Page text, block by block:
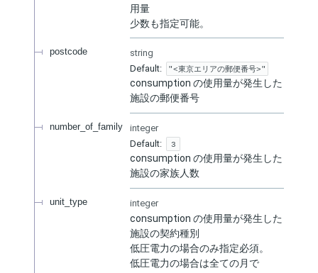
用量
少数も指定可能。
postcode
string
Default:
"<東京エリアの郵便番号>"
consumption の使用量が発生した
施設の郵便番号
number_of_family
integer
Default:
3
consumption の使用量が発生した
施設の家族人数
unit_type integer
consumption の使用量が発生した
施設の契約種別
低圧電力の場合のみ指定必須。
低圧電力の場合は全ての月で